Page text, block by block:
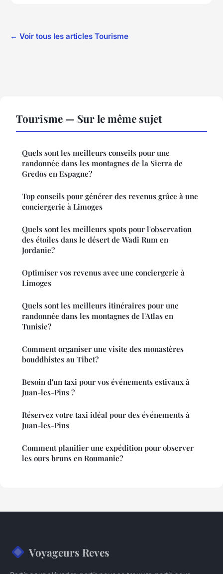
← Voir tous les articles Tourisme
Tourisme — Sur le même sujet
Quels sont les meilleurs conseils pour une
randonnée dans les montagnes de la Sierra de
Gredos en Espagne?
Top conseils pour générer des revenus grâce à une
conciergerie à Limoges
Quels sont les meilleurs spots pour l'observation
des étoiles dans le désert de Wadi Rum en
Jordanie?
Optimiser vos revenus avec une conciergerie à
Limoges
Quels sont les meilleurs itinéraires pour une
randonnée dans les montagnes de l'Atlas en
Tunisie?
Comment organiser une visite des monastères
bouddhistes au Tibet?
Besoin d'un taxi pour vos événements estivaux à
Juan-les-Pins ?
Réservez votre taxi idéal pour des événements à
Juan-les-Pins
Comment planifier une expédition pour observer
les ours bruns en Roumanie?
Voyageurs Reves